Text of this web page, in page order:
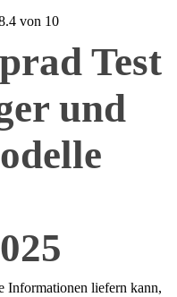
von 10
Test
und
Informationen liefern kann,